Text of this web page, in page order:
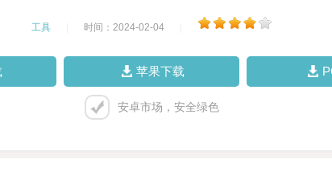
工具 时间：2024-02-04
苹果下载
安卓市场，安全绿色